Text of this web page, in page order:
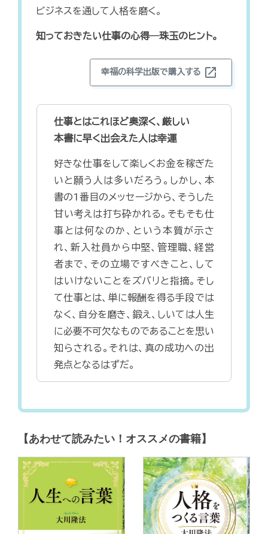
ビジネスを通して人格を磨く。
知っておきたい仕事の心得―珠玉のヒント。
幸福の科学出版で購入する open_in_new
仕事とはこれほど奥深く、厳しい
本書に早く出会えた人は幸運
好きな仕事をして楽しくお金を稼ぎた
いと願う人は多いだろう。しかし、本
書の1番目のメッセージから、そうした
甘い考えは打ち砕かれる。そもそも仕
事とは何なのか、という本質が示さ
れ、新入社員から中堅、管理職、経営
者まで、その立場ですべきこと、して
はいけないことをズバリと指摘。そし
て仕事とは、単に報酬を得る手段では
なく、自分を磨き、鍛え、しいては人生
に必要不可欠なものであることを思い
知らされる。それは、真の成功への出
発点となるはずだ。
【あわせて読みたい！オススメの書籍】